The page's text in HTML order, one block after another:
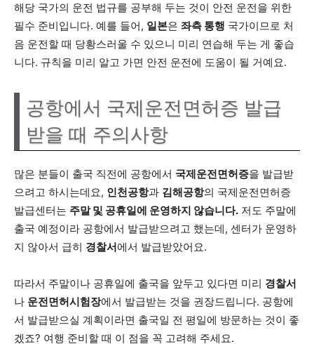
해당 국가의 운전 법규를 공부해 두는 것이 안전 운전을 위한
필수 준비입니다. 예를 들어, 일본은 좌측 통행 국가이므로 처
음 운전할 때 당황스러울 수 있으니 미리 연습해 두는 게 좋습
니다. 규칙을 미리 알고 가면 안전 운전에 도움이 될 거예요.
공항에서 국제운전면허증 발급
받을 때 주의사항
많은 분들이 출국 직전에 공항에서 국제운전면허증을 발급받
으려고 하시는데요, 인천공항과 김해공항의 국제운전면허증
발급센터는 주말 및 공휴일에 운영하지 않습니다. 저도 주말에
출국 예정이라 공항에서 발급받으려고 했는데, 센터가 운영하
지 않아서 급히 경찰서에서 발급받았어요.
따라서 주말이나 공휴일에 출국을 앞두고 있다면 미리 경찰서
나 운전면허시험장에서 발급받는 것을 권장드립니다. 공항에
서 발급받으실 계획이라면 출국일 전 평일에 방문하는 것이 좋
겠죠? 여행 준비할 때 이 점을 꼭 고려해 주세요.